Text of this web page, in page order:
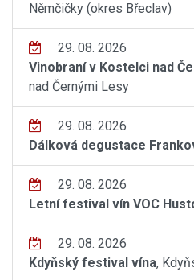
Němčičky (okres Břeclav)
29. 08. 2026
Vinobraní v Kostelci nad
nad Černými Lesy
29. 08. 2026
Dálková degustace
29. 08. 2026
Letní festival vín VOC
29. 08. 2026
Kdyňský festival vína,